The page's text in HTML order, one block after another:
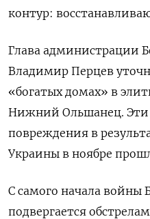
контур:
Глава администрации
Владимир Перцев
«богатых домах» в
Нижний Ольшанец. Эти
повреждения в
Украины в ноябре
С самого начала войны
подвергается